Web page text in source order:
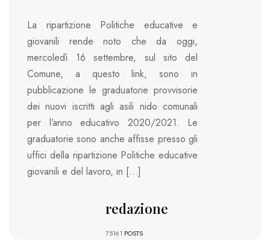
La ripartizione Politiche educative e
giovanili rende noto che da oggi,
mercoledì 16 settembre, sul sito del
Comune, a questo link, sono in
pubblicazione le graduatorie provvisorie
dei nuovi iscritti agli asili nido comunali
per l’anno educativo 2020/2021. Le
graduatorie sono anche affisse presso gli
uffici della ripartizione Politiche educative
giovanili e del lavoro, in […]
redazione
75161 POSTS